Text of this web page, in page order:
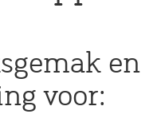
en
voor: